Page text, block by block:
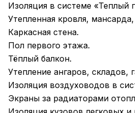
Изоляция в системе «Теплый
Утепленная кровля,
Каркасная стена.
Пол первого этажа.
Тёплый балкон.
Утепление ангаров, складов,
Изоляция воздуховодов в
Экраны за радиаторами